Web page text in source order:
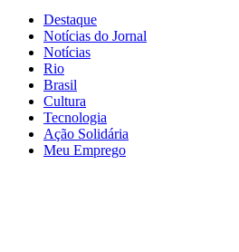
Destaque
Notícias do Jornal
Notícias
Rio
Brasil
Cultura
Tecnologia
Ação Solidária
Meu Emprego